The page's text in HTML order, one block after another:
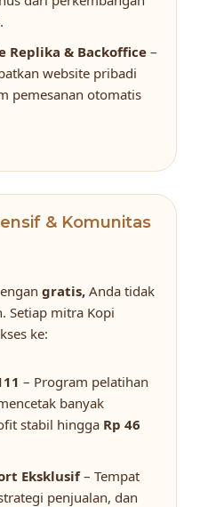
Replika & Backoffice –
website pribadi
pemesanan otomatis
& Komunitas
gratis, Anda tidak
Setiap mitra Kopi
ke:
– Program pelatihan
banyak
stabil hingga Rp 46
Eksklusif– Tempat
penjualan, dan